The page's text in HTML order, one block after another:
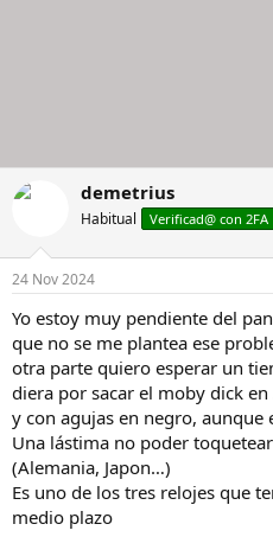
demetrius
Habitual Verificad@ con 2FA
24 Nov 2024
Yo estoy muy pendiente del
que no se me plantea ese
otra parte quiero esperar un
diera por sacar el moby dick
y con agujas en negro,
Una lástima no poder
(Alemania, Japon…)
Es uno de los tres relojes que
medio plazo